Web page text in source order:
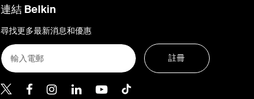
連結 Belkin
尋找更多最新消息和優惠
註冊
Belkin Twitter
Belkin Hong Kong Facebook
Belkin Instagram
Belkin Hong Kong
Belkin Youtube
Belkin TikTok